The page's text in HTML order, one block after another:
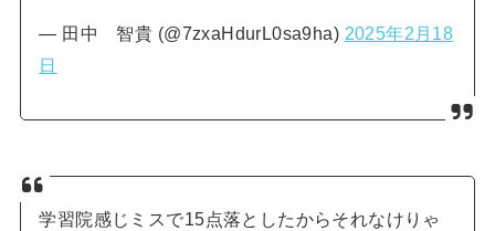
— 田中 智貴 (@7zxaHdurL0sa9ha) 2025年2月18
日
学習院感じミスで15点落としたからそれなけりゃ